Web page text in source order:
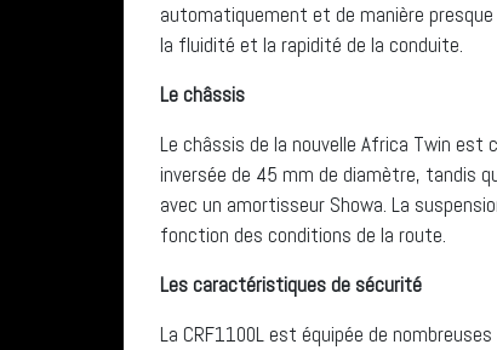
automatiquement et de manière
la fluidité et la rapidité de la conduite.
Le châssis
Le châssis de la nouvelle Africa Twin
inversée de 45 mm de diamètre, tandis
avec un amortisseur Showa. La
fonction des conditions de la route.
Les caractéristiques de sécurité
La CRF1100L est équipée de